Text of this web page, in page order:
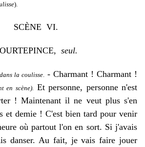
).
SCÈNE VI.
seul.
dans la coulisse. - Charmant ! Charmant !
en scène). Et personne, personne n'est
! Maintenant il ne veut plus s'en
et demie ! C'est bien tard pour venir
où partout l'on en sort. Si j'avais
danser. Au fait, je vais faire jouer